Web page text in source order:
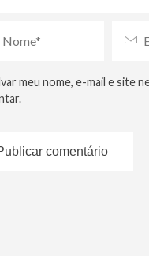
meu nome, e-mail e site